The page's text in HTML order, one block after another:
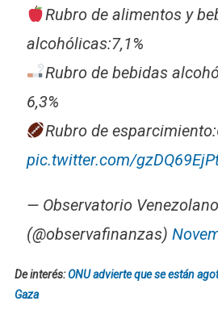
Rubro de alimentos y
alcohólicas:7,1%
Rubro de bebidas
6,3%
Rubro de
pic.twitter.com/
— Observatorio Venezolano
(@observafinanzas)
De interés:ONU advierte que se están
Gaza